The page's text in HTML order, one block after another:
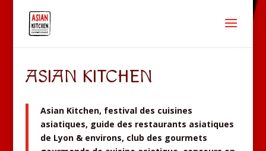
ASIAN KITCHEN
Asian Kitchen, festival des cuisines
asiatiques, guide des restaurants asiatiques
de Lyon & environs, club des gourmets